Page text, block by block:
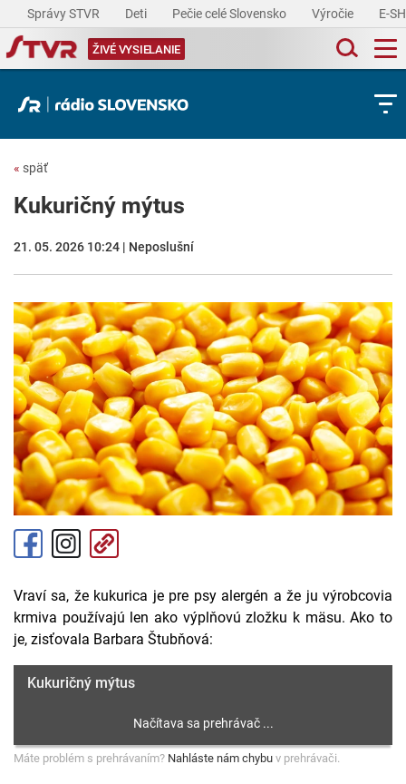
Správy STVR Deti Pečie celé Slovensko Výročie E-
ŽIVÉ VYSIELANIE
« späť
Kukuričný mýtus
21. 05. 2026 10:24 | Neposlušní
Vraví sa, že kukurica je pre psy alergén a že ju výrobcovia
krmiva používajú len ako výplňovú zložku k mäsu. Ako to
je, zisťovala Barbara Štubňová:
Kukuričný mýtus
Máte problém s prehrávaním? Nahláste nám chybu v prehrávači.